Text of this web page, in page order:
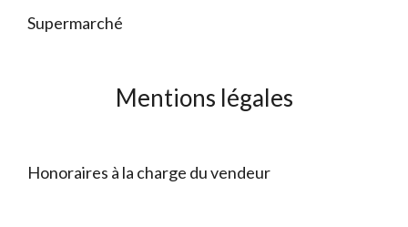
Supermarché
Mentions légales
Honoraires à la charge du vendeur